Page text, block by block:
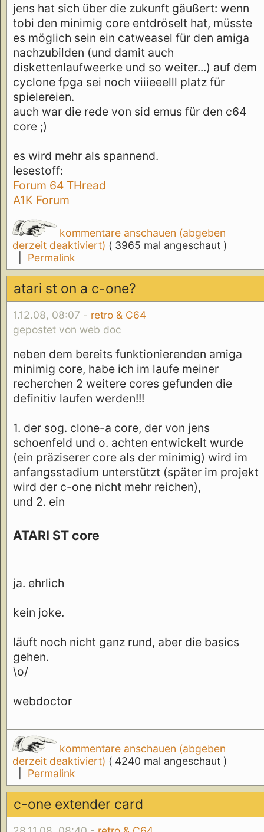
jens hat sich über die zukunft gäußert: wenn
tobi den minimig core entdröselt hat, müsste
es möglich sein ein catweasel für den amiga
nachzubilden (und damit auch
diskettenlaufweerke und so weiter...) auf dem
cyclone fpga sei noch viiieeelll platz für
spielereien.
auch war die rede von sid emus für den c64
core ;)
es wird mehr als spannend.
lesestoff:
Forum 64 THread
A1K Forum
kommentare anschauen (abgeben
derzeit deaktiviert) ( 3965 mal angeschaut )
Permalink
atari st on a c-one?
1.12.08, 08:07 - retro & C64
gepostet von web doc
neben dem bereits funktionierenden amiga
minimig core, habe ich im laufe meiner
recherchen 2 weitere cores gefunden die
definitiv laufen werden!!!
1. der sog. clone-a core, der von jens
schoenfeld und o. achten entwickelt wurde
(ein präziserer core als der minimig) wird im
anfangsstadium unterstützt (später im projekt
wird der c-one nicht mehr reichen),
und 2. ein
ATARI ST core
ja. ehrlich
kein joke.
läuft noch nicht ganz rund, aber die basics
gehen.
\o/
webdoctor
kommentare anschauen (abgeben
derzeit deaktiviert) ( 4240 mal angeschaut )
Permalink
c-one extender card